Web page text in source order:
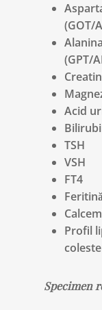
(GOT/
(GPT/
Acid
TSH
VSH
FT4
Profil
Specimen